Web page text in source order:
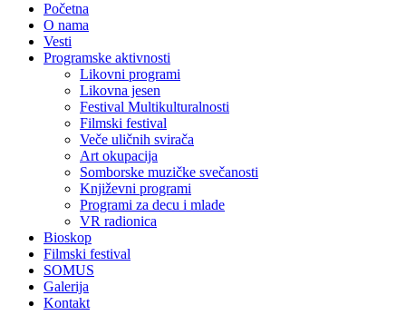
Početna
O nama
Vesti
Programske aktivnosti
Likovni programi
Likovna jesen
Festival Multikulturalnosti
Filmski festival
Veče uličnih svirača
Art okupacija
Somborske muzičke svečanosti
Književni programi
Programi za decu i mlade
VR radionica
Bioskop
Filmski festival
SOMUS
Galerija
Kontakt